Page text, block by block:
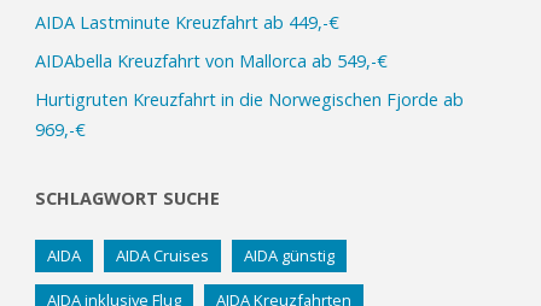
AIDA Lastminute Kreuzfahrt ab 449,-€
AIDAbella Kreuzfahrt von Mallorca ab 549,-€
Hurtigruten Kreuzfahrt in die Norwegischen Fjorde ab
969,-€
SCHLAGWORT SUCHE
AIDA AIDA Cruises AIDA günstig
AIDA inklusive Flug AIDA Kreuzfahrten